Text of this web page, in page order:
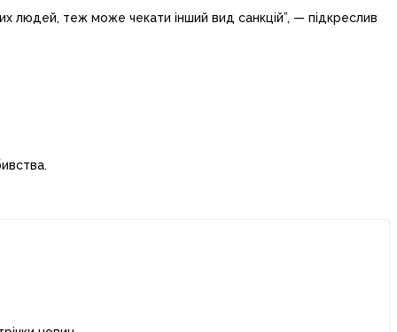
людей, теж може чекати інший вид санкцій”, — підкреслив